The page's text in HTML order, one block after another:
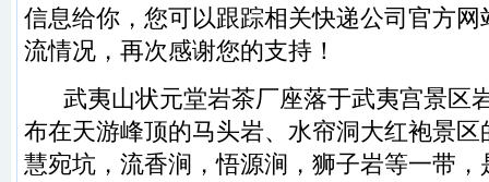
信息给你，您可以跟踪相关快递公司官方
流情况，再次感谢您的支持！
武夷山状元堂岩茶厂座落于武夷宫景区
布在天游峰顶的马头岩、 水帘洞大红袍景区
慧宛坑 ， 流香涧 ，悟源涧 ， 狮子岩等一带，